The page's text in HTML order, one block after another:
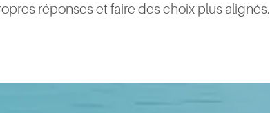
réponses et faire des choix plus alignés.